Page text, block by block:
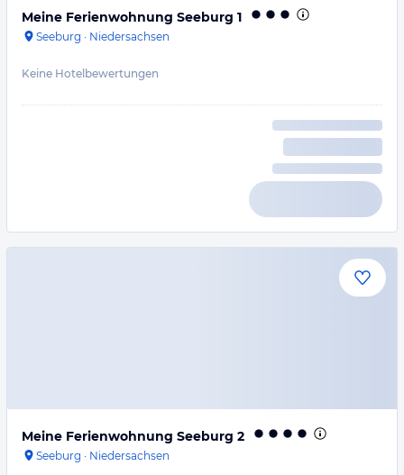
Meine Ferienwohnung Seeburg 1
Seeburg · Niedersachsen
Keine Hotelbewertungen
Meine Ferienwohnung Seeburg 2
Seeburg · Niedersachsen